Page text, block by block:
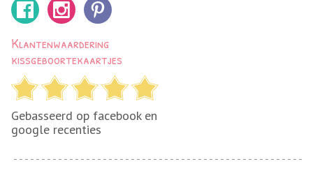
Klantenwaardering
kissgeboortekaartjes
Gebasseerd op facebook en
google recenties